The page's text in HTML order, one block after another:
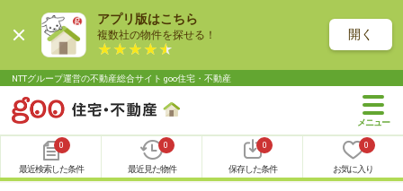
アプリ版はこちら
複数社の物件を探せる！ 開く
NTTグループ運営の不動産総合サイト goo住宅・不動産
0
最近検索した条件
0
最近見た物件
0
保存した条件
0
お気に入り